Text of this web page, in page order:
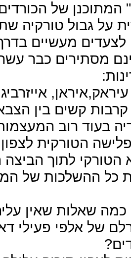
המתוכנן של
על גבול טורקיה
לצעדים מעשיים
מסתירים כבר
קשים בין
בעוד רוב
הטורקית
הטורקי לתוך הביצה
כל ההשלכות של
כמה שאלות שאין
של אלפי פעילי